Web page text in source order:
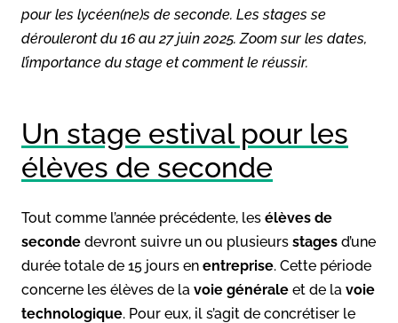
pour les lycéen(ne)s de seconde. Les stages se
dérouleront du 16 au 27 juin 2025. Zoom sur les dates,
l’importance du stage et comment le réussir.
Un stage estival pour les
élèves de seconde
Tout comme l’année précédente, les élèves de
seconde devront suivre un ou plusieurs stages d’une
durée totale de 15 jours en entreprise. Cette période
concerne les élèves de la voie générale et de la voie
technologique. Pour eux, il s’agit de concrétiser le